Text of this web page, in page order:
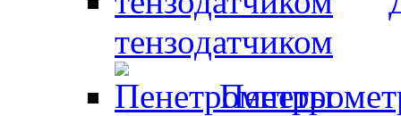
тензодатчиком